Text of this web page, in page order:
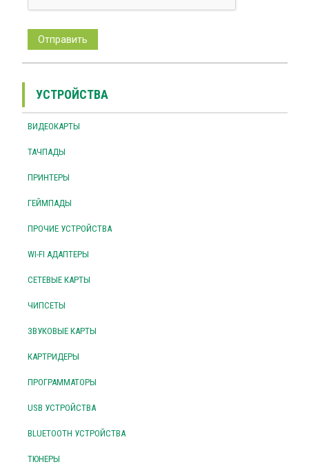
УСТРОЙСТВА
ВИДЕОКАРТЫ
ТАЧПАДЫ
ПРИНТЕРЫ
ГЕЙМПАДЫ
ПРОЧИЕ УСТРОЙСТВА
WI-FI АДАПТЕРЫ
СЕТЕВЫЕ КАРТЫ
ЧИПСЕТЫ
ЗВУКОВЫЕ КАРТЫ
КАРТРИДЕРЫ
ПРОГРАММАТОРЫ
USB УСТРОЙСТВА
BLUETOOTH УСТРОЙСТВА
ТЮНЕРЫ